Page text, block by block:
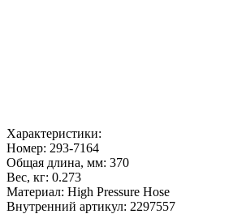
Характеристики:
Номер: 293-7164
Общая длина, мм: 370
Вес, кг: 0.273
Материал: High Pressure Hose
Внутренний артикул: 2297557